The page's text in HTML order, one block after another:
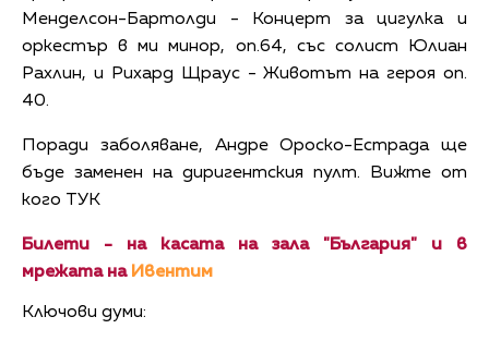
Менделсон-Бартолди - Концерт за цигулка и
оркестър в ми минор, оп.64, със солист Юлиан
Рахлин, и Рихард Щраус - Животът на героя оп.
40.
Поради заболяване, Андре Ороско-Естрада ще
бъде заменен на диригентския пулт. Вижте от
кого ТУК
Билети - на касата на зала "България" и в
мрежата на Ивентим
Ключови думи: